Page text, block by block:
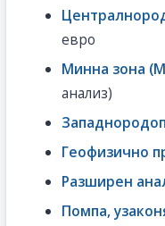
евро
Минна зона
анализ)
Геофизично
Разширен
Помпа,